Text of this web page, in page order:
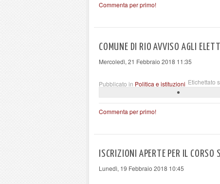
Commenta per primo!
COMUNE DI RIO AVVISO AGLI
Mercoledì, 21 Febbraio 2018 11:35
Pubblicato in Politica e istituzioni Etichettato
Commenta per primo!
ISCRIZIONI APERTE PER IL CORSO
Lunedì, 19 Febbraio 2018 10:45